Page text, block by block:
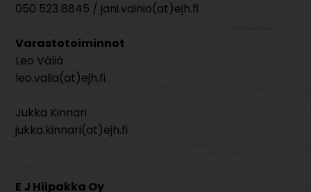
050 523 8845 / jani.vainio(at)ejh.fi
Varastotoiminnot
Leo Väliä
leo.valia(at)ejh.fi
Jukka Kinnari
jukka.kinnari(at)ejh.fi
E J Hiipakka Oy